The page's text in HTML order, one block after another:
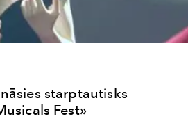
starptautisks
Fest»